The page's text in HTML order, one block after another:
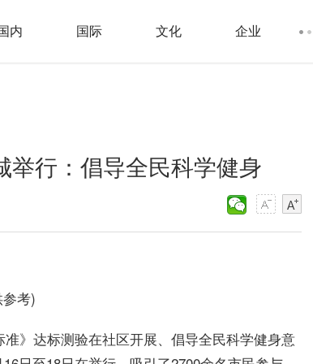
内 国际 文化 企业
举行：倡导全民科学健身
考)
》达标测验在社区开展、倡导全民科学健身意